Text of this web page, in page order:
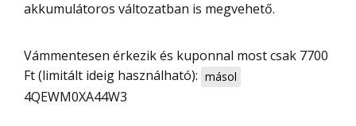
akkumulátoros változatban is megvehető.
Vámmentesen érkezik és kuponnal most csak 7700
Ft (limitált ideig használható): másol
4QEWM0XA44W3